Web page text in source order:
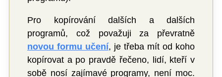
Pro kopírování dalších a dalších
programů, což považuji za převratně
novou formu učení, je třeba mít od koho
kopírovat a po pravdě řečeno, lidí, kteří v
sobě nosí zajímavé programy, není moc.